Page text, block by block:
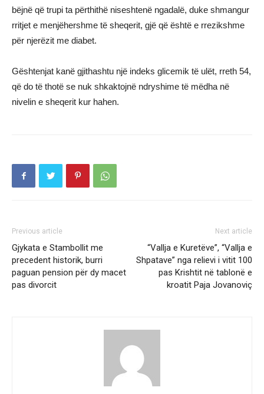
bëjnë që trupi ta përthithë niseshtenë ngadalë, duke shmangur
rritjet e menjëhershme të sheqerit, gjë që është e rrezikshme
për njerëzit me diabet.
Gështenjat kanë gjithashtu një indeks glicemik të ulët, rreth 54,
që do të thotë se nuk shkaktojnë ndryshime të mëdha në
nivelin e sheqerit kur hahen.
Previous article
Gjykata e Stambollit me
precedent historik, burri
paguan pension për dy macet
pas divorcit
Next article
“Vallja e Kuretëve”, “Vallja e
Shpatave” nga relievi i vitit 100
pas Krishtit në tablonë e
kroatit Paja Jovanoviç